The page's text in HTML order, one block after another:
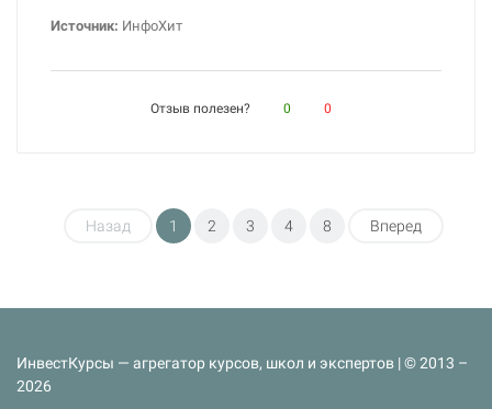
Источник: ИнфоХит
Отзыв полезен? 0 0
Назад 1 2 3 4 8 Вперед
ИнвестКурсы — агрегатор курсов, школ и экспертов | © 2013 –
2026